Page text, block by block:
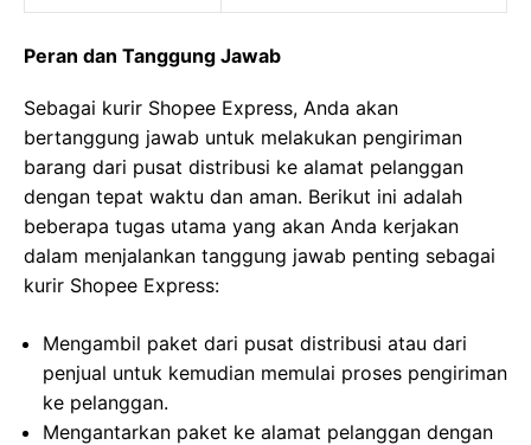
Peran dan Tanggung Jawab
Sebagai kurir Shopee Express, Anda akan
bertanggung jawab untuk melakukan pengiriman
barang dari pusat distribusi ke alamat pelanggan
dengan tepat waktu dan aman. Berikut ini adalah
beberapa tugas utama yang akan Anda kerjakan
dalam menjalankan tanggung jawab penting sebagai
kurir Shopee Express:
Mengambil paket dari pusat distribusi atau dari
penjual untuk kemudian memulai proses pengiriman
ke pelanggan.
Mengantarkan paket ke alamat pelanggan dengan